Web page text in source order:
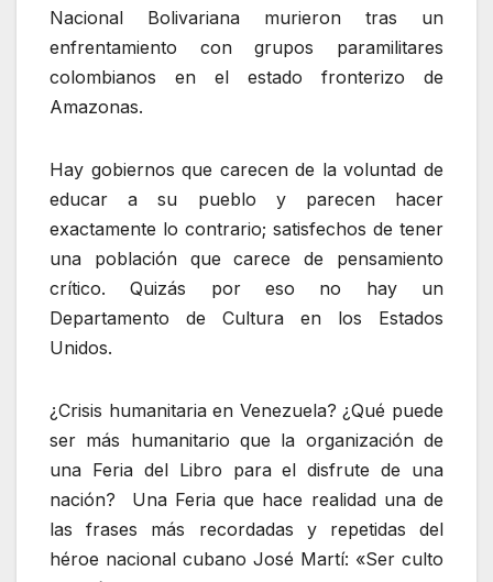
Nacional Bolivariana murieron tras un
enfrentamiento con grupos paramilitares
colombianos en el estado fronterizo de
Amazonas.
Hay gobiernos que carecen de la voluntad de
educar a su pueblo y parecen hacer
exactamente lo contrario; satisfechos de tener
una población que carece de pensamiento
crítico. Quizás por eso no hay un
Departamento de Cultura en los Estados
Unidos.
¿Crisis humanitaria en Venezuela? ¿Qué puede
ser más humanitario que la organización de
una Feria del Libro para el disfrute de una
nación? Una Feria que hace realidad una de
las frases más recordadas y repetidas del
héroe nacional cubano José Martí: «Ser culto